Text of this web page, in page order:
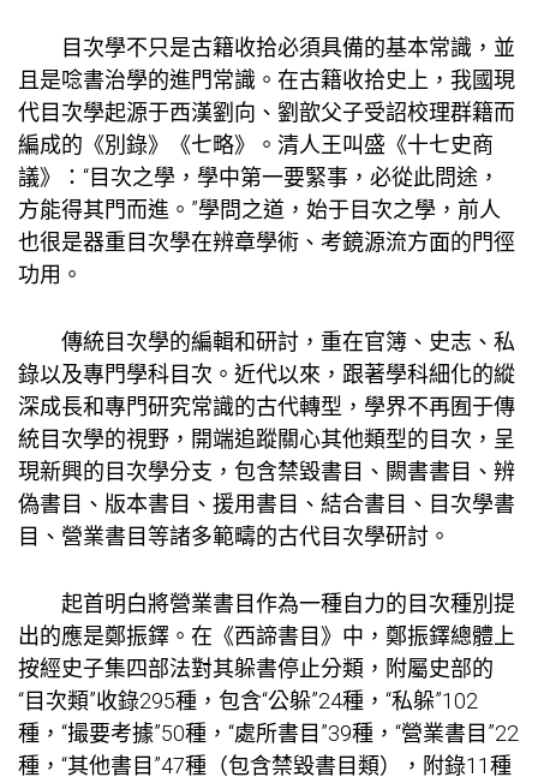
目次學不只是古籍收拾必須具備的基本常識，並
且是唸書治學的進門常識。在古籍收拾史上，我國現
代目次學起源于西漢劉向、劉歆父子受詔校理群籍而
編成的《別錄》《七略》。清人王叫盛《十七史商
議》：“目次之學，學中第一要緊事，必從此問途，
方能得其門而進。”學問之道，始于目次之學，前人
也很是器重目次學在辨章學術、考鏡源流方面的門徑
功用。
傳統目次學的編輯和研討，重在官簿、史志、私
錄以及專門學科目次。近代以來，跟著學科細化的縱
深成長和專門研究常識的古代轉型，學界不再囿于傳
統目次學的視野，開端追蹤關心其他類型的目次，呈
現新興的目次學分支，包含禁毀書目、闕書書目、辨
偽書目、版本書目、援用書目、結合書目、目次學書
目、營業書目等諸多範疇的古代目次學研討。
起首明白將營業書目作為一種自力的目次種別提
出的應是鄭振鐸。在《西諦書目》中，鄭振鐸總體上
按經史子集四部法對其躲書停止分類，附屬史部的
“目次類”收錄295種，包含“公躲”24種，“私躲”102
種，“撮要考據”50種，“處所書目”39種，“營業書目”22
種，“其他書目”47種（包含禁毀書目類），附錄11種